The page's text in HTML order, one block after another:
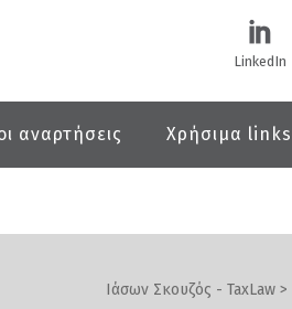
LinkedIn
αναρτήσεις Χρήσιμα links
Ιάσων Σκουζός - TaxLaw >